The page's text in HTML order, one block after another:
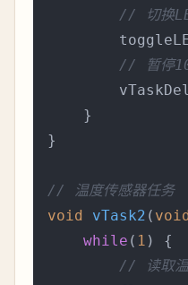
// 切换
// 暂停
    }
}
// 温度传感器任务
void
vTask2 (
while ( 1 ) {
// 读取温